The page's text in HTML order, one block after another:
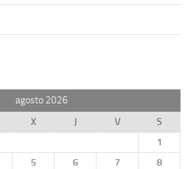
agosto 2026
X J V
S
1
5 6 7
8